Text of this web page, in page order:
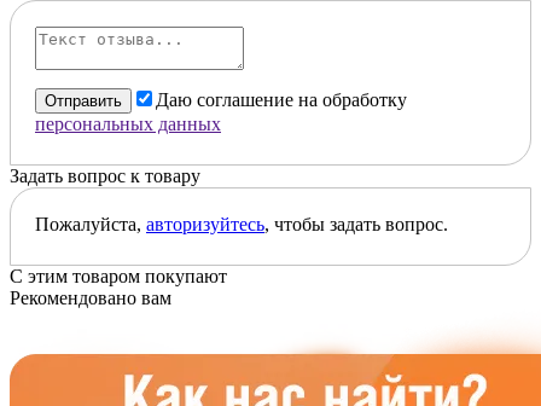
Отправить
Даю соглашение на обработку
персональных данных
Задать вопрос к товару
Пожалуйста, авторизуйтесь, чтобы задать вопрос.
С этим товаром покупают
Рекомендовано вам